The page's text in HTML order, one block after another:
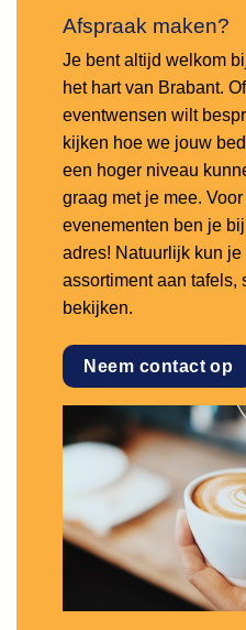
Afspraak maken?
Je bent altijd welkom
het hart van Brabant.
eventwensen wilt
kijken hoe we jouw
een hoger niveau
graag met je mee.
evenementen ben je
adres! Natuurlijk kun
assortiment aan tafels,
bekijken.
Neem contact op